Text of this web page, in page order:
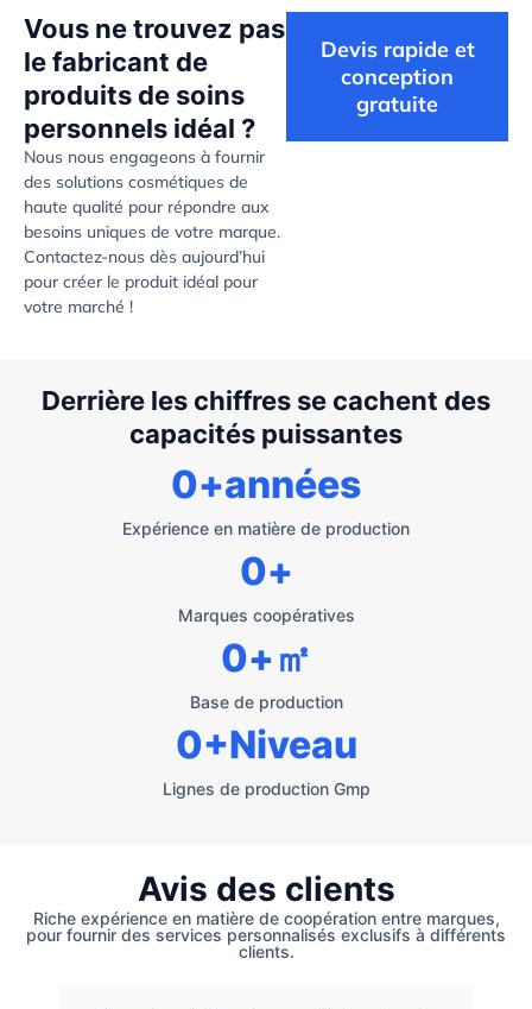
Vous ne trouvez pas
le fabricant de
produits de soins
personnels idéal ?
Nous nous engageons à fournir
des solutions cosmétiques de
haute qualité pour répondre aux
besoins uniques de votre marque.
Contactez-nous dès aujourd’hui
pour créer le produit idéal pour
votre marché !
Devis rapide et
conception
gratuite
Derrière les chiffres se cachent des
capacités puissantes
Expérience en matière de production
0+années
Marques coopératives
0+
Base de production
0+㎡
Lignes de production Gmp
0+Niveau
Avis des clients
Riche expérience en matière de coopération entre marques,
pour fournir des services personnalisés exclusifs à différents
clients.